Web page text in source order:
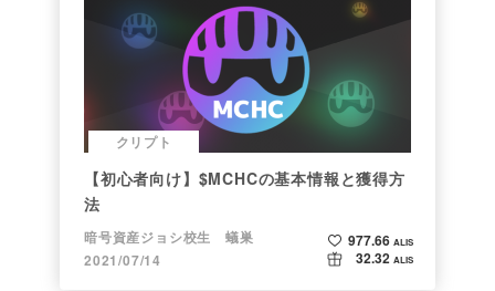
クリプト
【初心者向け】$MCHCの基本情報と獲得方
法
暗号資産ジョシ校生 蟻巣
2021/07/14
977.66 ALIS
32.32 ALIS